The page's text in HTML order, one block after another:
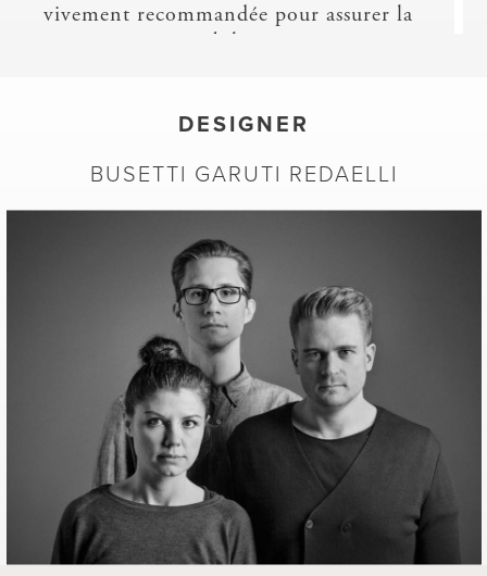
vivement recommandée pour assurer la
stabilité.
de Carrare poli. Livrée avec une fixation
pour assurer la stabilité.
DESIGNER
BUSETTI GARUTI REDAELLI